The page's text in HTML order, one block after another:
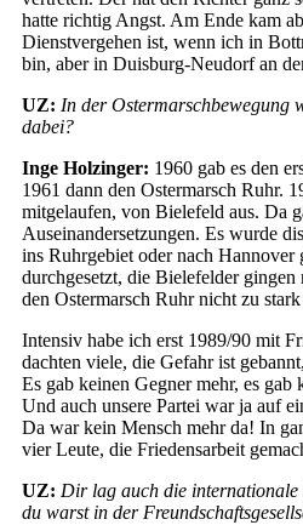
hatte richtig Angst. Am Ende kam
Dienstvergehen ist, wenn ich in
bin, aber in Duisburg-Neudorf an
UZ: In der Ostermarschbewegung
dabei?
Inge Holzinger: 1960 gab es den
1961 dann den Ostermarsch Ruhr.
mitgelaufen, von Bielefeld aus. Da
Auseinandersetzungen. Es wurde
ins Ruhrgebiet oder nach Hannover
durchgesetzt, die Bielefelder
den Ostermarsch Ruhr nicht zu
Intensiv habe ich erst 1989/90 mit
dachten viele, die Gefahr ist
Es gab keinen Gegner mehr, es gab
Und auch unsere Partei war ja auf
Da war kein Mensch mehr da! In
vier Leute, die Friedensarbeit
UZ: Dir lag auch die
du warst in der